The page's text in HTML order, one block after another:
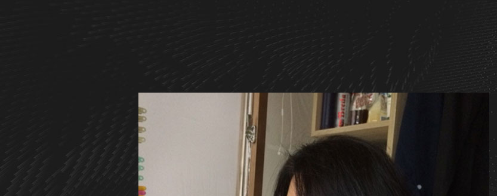
Copyright 2011-2018 All Rights Reserved S.L IMPRESSION STUDIO co.,ltd.
Add：北京市朝阳区驼房营南里甲6号东风艺术区北区6-1A
Time：10:00A.M~6:00P.M online E-mail：sunyang@juanstudio.cn